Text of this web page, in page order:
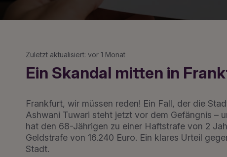
Zuletzt aktualisiert: vor 1 Monat
Ein Skandal mitten in
Frankfurt, wir müssen reden! Ein Fall, der die
Ashwani Tuwari steht jetzt vor dem Gefängnis –
hat den 68-Jährigen zu einer Haftstrafe von 2
Geldstrafe von 16.240 Euro. Ein klares Urteil
Stadt.